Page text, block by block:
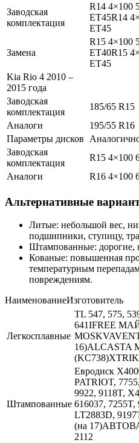
Заводская
комплектация
R14 4×100
ET45R14
ET45
Замена
R15 4×100
ET40R15
ET45
Kia Rio 4 2010 –
2015 года
Заводская
комплектация
185/65 R15
Аналоги
195/55 R16
Параметры дисков
Заводская
комплектация
R15 4×100
Аналоги
R16 4×100
Альтернативные
Литые: небольшой вес,
подшипники, ступицу,
Штампованные: дорогие,
Кованые: повышенная
температурным
повреждениям.
НаименованиеИзготовитель
Легкосплавные
TL 547, 575,
641IFREE
16)ALCASTA
Штампованные
Евродиск
PATRIOT,
9922, 9118T,
616037,
LT2883D,
(на
2112